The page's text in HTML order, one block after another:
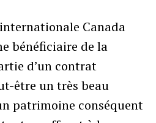
Canada
bénéficiaire de la
d’un contrat
être un très beau
patrimoine conséquent